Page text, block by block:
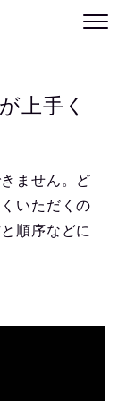
上手く
ません。ど
いただくの
順序などに